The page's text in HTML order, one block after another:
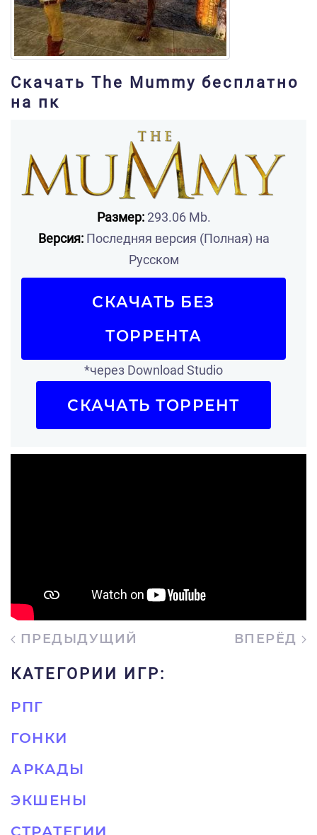
Скачать The Mummy бесплатно
на пк
Размер:293.06 Mb.
Версия:Последняя версия (Полная) на
Русском
СКАЧАТЬ БЕЗ
ТОРРЕНТА
*через Download Studio
СКАЧАТЬ ТОРРЕНТ
ПРЕДЫДУЩИЙ ВПЕРЁД
КАТЕГОРИИ ИГР:
РПГ
ГОНКИ
АРКАДЫ
ЭКШЕНЫ
СТРАТЕГИИ